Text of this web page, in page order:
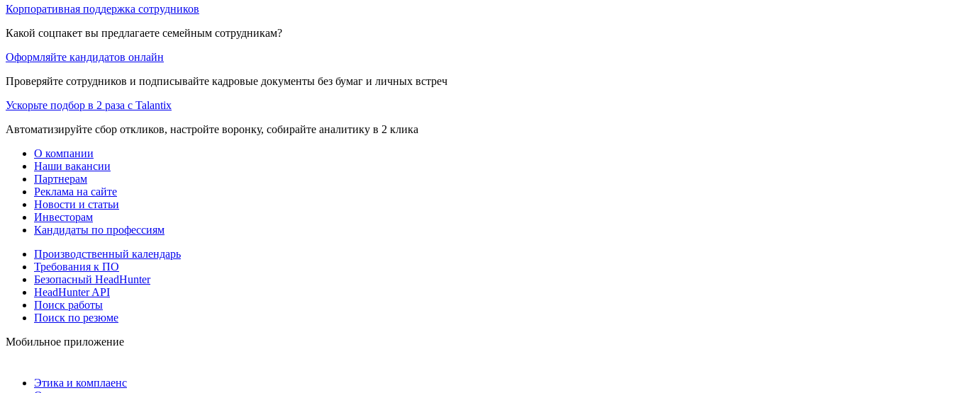
Корпоративная поддержка сотрудников
Какой соцпакет вы предлагаете семейным сотрудникам?
Оформляйте кандидатов онлайн
Проверяйте сотрудников и подписывайте кадровые документы без бумаг и личных встреч
Ускорьте подбор в 2 раза с Talantix
Автоматизируйте сбор откликов, настройте воронку, собирайте аналитику в 2 клика
О компании
Наши вакансии
Партнерам
Реклама на сайте
Новости и статьи
Инвесторам
Кандидаты по профессиям
Производственный календарь
Требования к ПО
Безопасный HeadHunter
HeadHunter API
Поиск работы
Поиск по резюме
Мобильное приложение
Этика и комплаенс